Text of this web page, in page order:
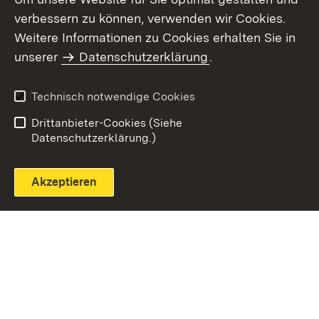
Themenübersicht
verbessern zu können, verwenden wir Cookies.
Weitere Informationen zu Cookies erhalten Sie in
unserer
Datenschutzerklärung.
Technisch notwendige Cookies
Drittanbieter-Cookies (Siehe
Datenschutzerklärung.)
Akzeptieren